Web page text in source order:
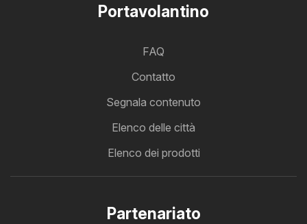
Portavolantino
FAQ
Contatto
Segnala contenuto
Elenco delle città
Elenco dei prodotti
Partenariato